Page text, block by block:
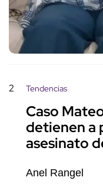
2 Tendencias
Caso
detienen a
asesinato
Anel Rangel